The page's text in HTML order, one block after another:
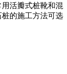
活瓣式桩靴和混
的施工方法可选